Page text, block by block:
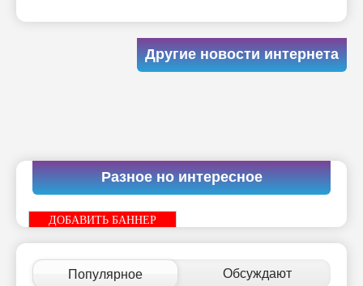
Другие новости интернета
Разное но интересное
ДОБАВИТЬ БАННЕР
Популярное Обсуждают